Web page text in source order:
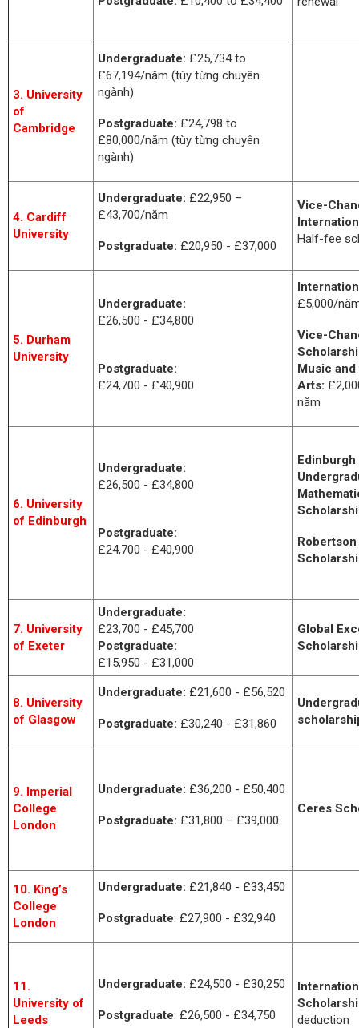
3. University
of
Cambridge
Undergraduate: £25,734 to
£67,194/năm (tùy từng chuyên
ngành)
Postgraduate: £24,798 to
£80,000/năm (tùy từng chuyên
ngành)
4. Cardiff
University
Undergraduate: £22,950 –
£43,700/năm
Postgraduate: £20,950 - £37,000
Vice-
Half-fee
5. Durham
University
Undergraduate:
£26,500 - £34,800
Postgraduate:
£24,700 - £40,900
£5,000/
Vice-
Music and
Arts:
năm
6. University
of Edinburgh
Undergraduate:
£26,500 - £34,800
Postgraduate:
£24,700 - £40,900
Edinburgh
7. University
of Exeter
Undergraduate:
£23,700 - £45,700
Postgraduate:
£15,950 - £31,000
Global
8. University
of Glasgow
Undergraduate: £21,600 - £56,520
Postgraduate: £30,240 - £31,860
9. Imperial
College
London
Undergraduate: £36,200 - £50,400
Postgraduate: £31,800 – £39,000
Ceres
10. King’s
College
London
Undergraduate: £21,840 - £33,450
Postgraduate: £27,900 - £32,940
11.
University of
Leeds
Undergraduate: £24,500 - £30,250
Postgraduate: £26,500 - £34,750
deduction